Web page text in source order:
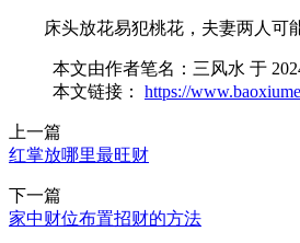
床头放花易犯桃花，夫妻两人可
本文由作者笔名：三风水 于
本文链接： https://
上一篇
红掌放哪里最旺财
下一篇
​家中财位布置招财的方法